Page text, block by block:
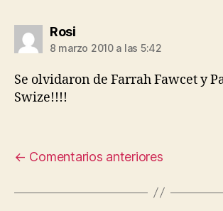
Rosidice:
8 marzo 2010 a las 5:42
Se olvidaron de Farrah Fawcet y
Swize!!!!
← Comentarios anteriores